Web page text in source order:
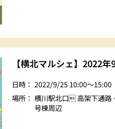
【横北マルシェ】2022
日時： 2022/9/25 10:00〜15:00
場所： 横川駅北口 高架下通路
号棟周辺